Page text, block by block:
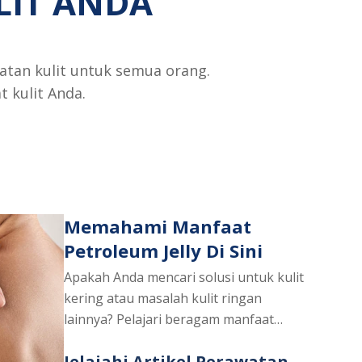
kulit untuk semua orang.
kulit Anda.
Apakah Anda mencari solusi untuk kulit
kering atau masalah kulit ringan
lainnya? Pelajari beragam manfaat
petroleum jelly, zat serbaguna yang
Memahami Manfaat
Petroleum Jelly Di Sini